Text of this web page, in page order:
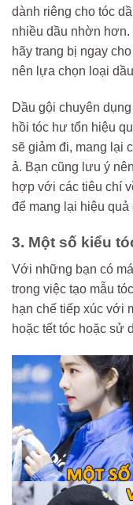
dành riêng cho tóc
nhiều dầu nhờn
hãy trang bị ngay
nên lựa chọn loại
Dầu gội chuyên
hồi tóc hư tổn hiệu
sẽ giảm đi, mang lại
ả. Bạn cũng lưu ý
hợp với các tiêu chí
để mang lại hiệu quả
3. Một số kiểu
Với những bạn có
trong việc tạo mẫu
hạn chế tiếp xúc với
hoặc tết tóc hoặc sử